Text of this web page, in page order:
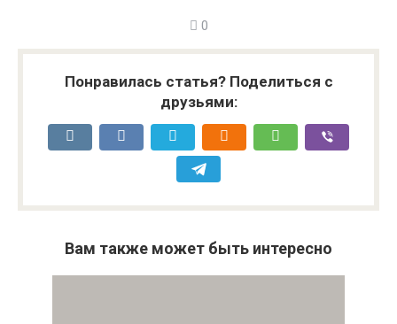
0
Понравилась статья? Поделиться с
друзьями:
Вам также может быть интересно